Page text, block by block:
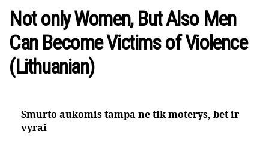
Not only Women, But Also Men
Can Become Victims of Violence
(Lithuanian)
Smurto aukomis tampa ne tik moterys, bet ir
vyrai